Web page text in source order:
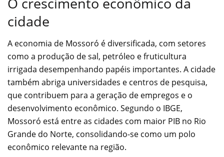
cidade
A economia de Mossoró é diversificada, com setores
como a produção de sal, petróleo e fruticultura
irrigada desempenhando papéis importantes. A cidade
também abriga universidades e centros de pesquisa,
que contribuem para a geração de empregos e o
desenvolvimento econômico. Segundo o IBGE,
Mossoró está entre as cidades com maior PIB no Rio
Grande do Norte, consolidando-se como um polo
econômico relevante na região.